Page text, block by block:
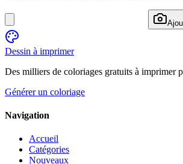
Dessin à imprimer
Des milliers de coloriages gratuits à imprimer
Générer un coloriage
Navigation
Accueil
Catégories
Nouveaux